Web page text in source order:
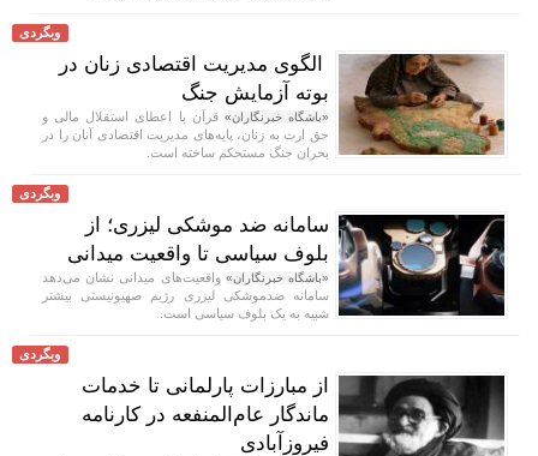
وبگردی
الگوی مدیریت اقتصادی زنان در
بوته آزمایش جنگ
«باشگاه خبرنگاران» قرآن با اعطای استقلال مالی و
حق ارث به زنان، پایه‌های مدیریت اقتصادی آنان را در
بحران جنگ مستحکم ساخته است.
وبگردی
سامانه ضد موشکی لیزری؛ از
بلوف سیاسی تا واقعیت میدانی
«باشگاه خبرنگاران» واقعیت‌های میدانی نشان می‌دهد
سامانه ضدموشکی لیزری رژیم صهیونیستی بیشتر
شبیه به یک بلوف سیاسی است.
وبگردی
از مبارزات پارلمانی تا خدمات
ماندگار عام‌المنفعه در کارنامه
فیروزآبادی